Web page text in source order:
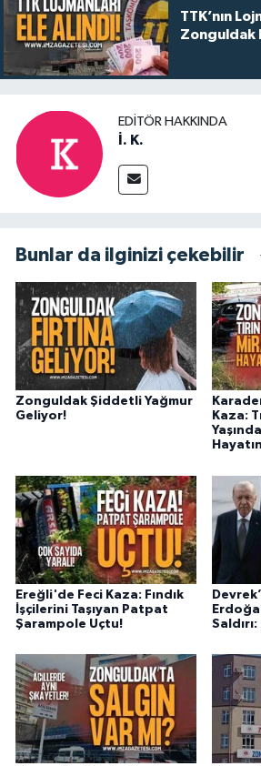
TTK’nın
Zonguldak
EDITÖR HAKKINDA
İ. K.
Bunlar da ilginizi çekebilir
Zonguldak Şiddetli Yağmur
Geliyor!
Kaza:
Ereğli'de Feci Kaza: Fındık
İşçilerini Taşıyan Patpat
Şarampole Uçtu!